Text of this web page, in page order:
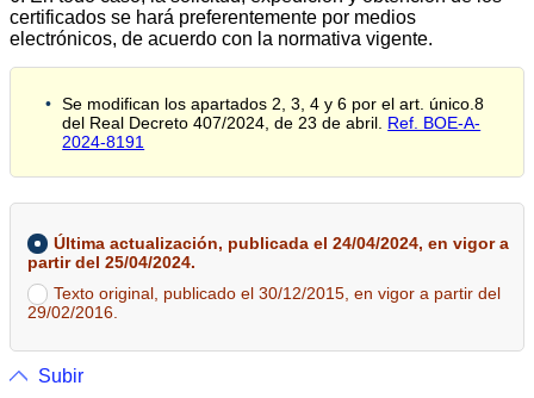
certificados se hará preferentemente por medios
electrónicos, de acuerdo con la normativa vigente.
Se modifican los apartados 2, 3, 4 y 6 por el art. único.8
del Real Decreto 407/2024, de 23 de abril. Ref. BOE-A-
2024-8191
Última actualización, publicada el 24/04/2024, en vigor a
partir del 25/04/2024.
Texto original, publicado el 30/12/2015, en vigor a partir del
29/02/2016.
Subir